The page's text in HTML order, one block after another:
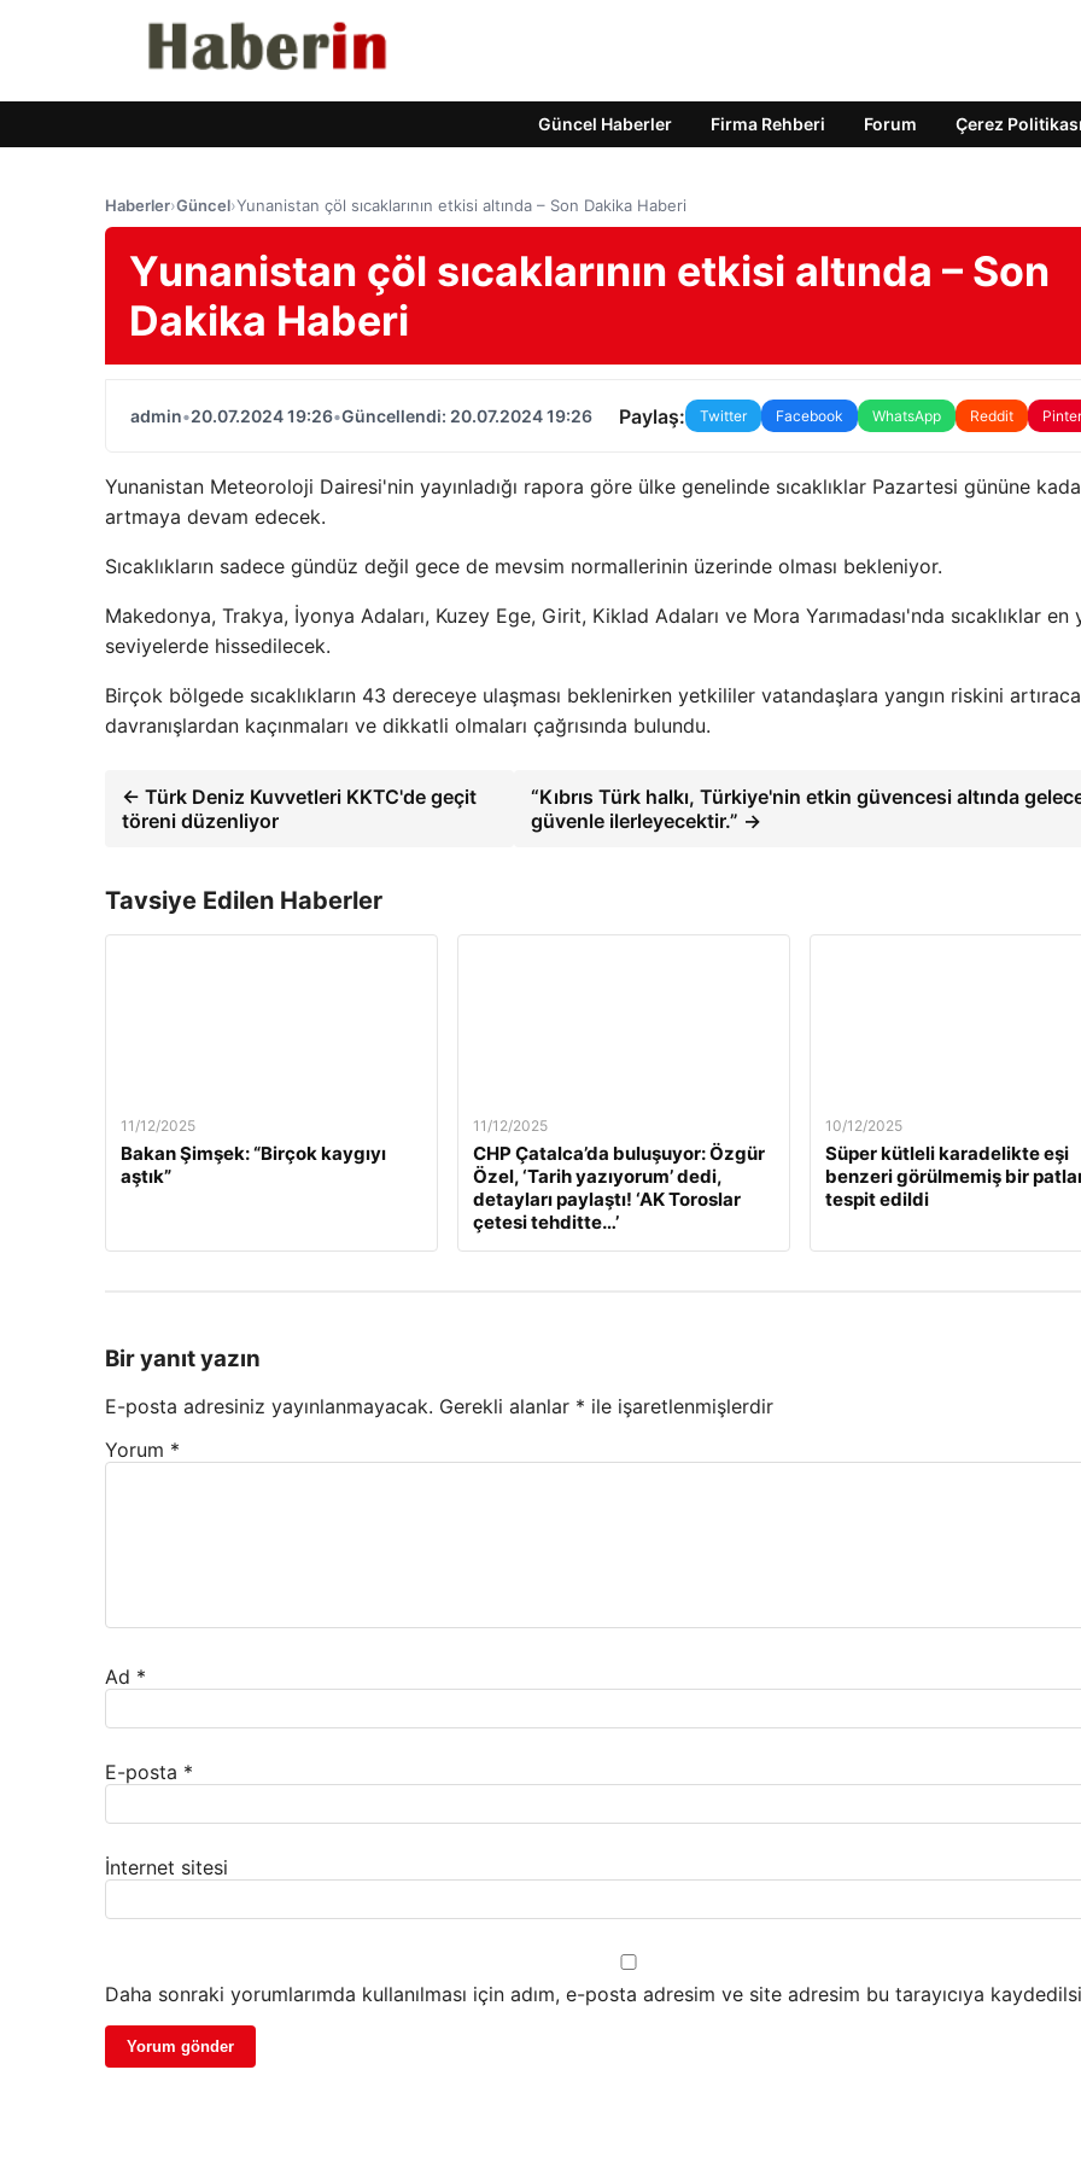
Güncel Haberler Firma Rehberi Forum Çerez Politikası
Haberler›Güncel›Yunanistan çöl sıcaklarının etkisi altında – Son Dakika Haberi
Yunanistan çöl sıcaklarının etkisi altında – Son
Dakika Haberi
admin•20.07.2024 19:26•Güncellendi: 20.07.2024 19:26 Paylaş: Twitter Facebook WhatsApp Reddit
Yunanistan Meteoroloji Dairesi'nin yayınladığı rapora göre ülke genelinde sıcaklıklar Pazartesi gününe
artmaya devam edecek.
Sıcaklıkların sadece gündüz değil gece de mevsim normallerinin üzerinde olması bekleniyor.
Makedonya, Trakya, İyonya Adaları, Kuzey Ege, Girit, Kiklad Adaları ve Mora Yarımadası'nda sıcaklıklar en
seviyelerde hissedilecek.
Birçok bölgede sıcaklıkların 43 dereceye ulaşması beklenirken yetkililer vatandaşlara yangın riskini
davranışlardan kaçınmaları ve dikkatli olmaları çağrısında bulundu.
← Türk Deniz Kuvvetleri KKTC'de geçit
töreni düzenliyor
“Kıbrıs Türk halkı, Türkiye'nin etkin güvencesi altında
güvenle ilerleyecektir.” →
Tavsiye Edilen Haberler
11/12/2025
Bakan Şimşek: “Birçok kaygıyı
aştık”
11/12/2025
CHP Çatalca’da buluşuyor: Özgür
Özel, ‘Tarih yazıyorum’ dedi,
detayları paylaştı! ‘AK Toroslar
çetesi tehditte…’
10/12/2025
Süper kütleli karadelikte eşi
benzeri görülmemiş bir
tespit edildi
Bir yanıt yazın
E-posta adresiniz yayınlanmayacak. Gerekli alanlar * ile işaretlenmişlerdir
Yorum *
Ad *
E-posta *
İnternet sitesi
Daha sonraki yorumlarımda kullanılması için adım, e-posta adresim ve site adresim bu tarayıcıya